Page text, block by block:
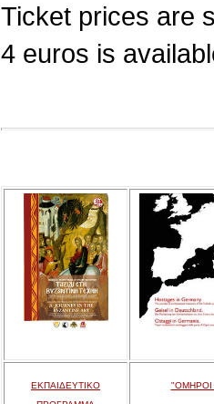
Ticket prices are
4 euros is
ΕΚΠΑΙΔΕΥΤΙΚΟ
"ΟΜΗΡΟΙ